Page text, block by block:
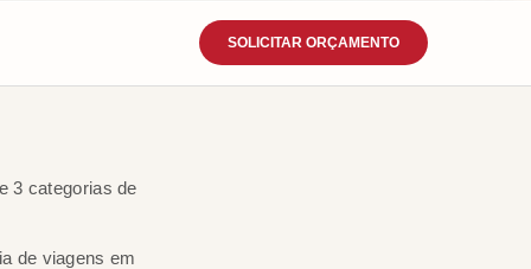
SOLICITAR ORÇAMENTO
3 categorias de
de viagens em